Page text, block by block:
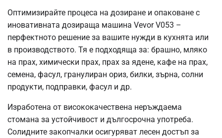
Оптимизирайте процеса на дозиране и опаковане с
иновативната дозираща машина Vevor V053 –
перфектното решение за вашите нужди в кухнята или
в производството. Тя е подходяща за: брашно, мляко
на прах, химически прах, прах за ядене, кафе на прах,
семена, фасул, гранулиран ориз, билки, зърна, солни
продукти, подправки, фасул и др.
Изработена от висококачествена неръждаема
стомана за устойчивост и дългосрочна употреба.
Солидните закопчалки осигуряват лесен достъп за